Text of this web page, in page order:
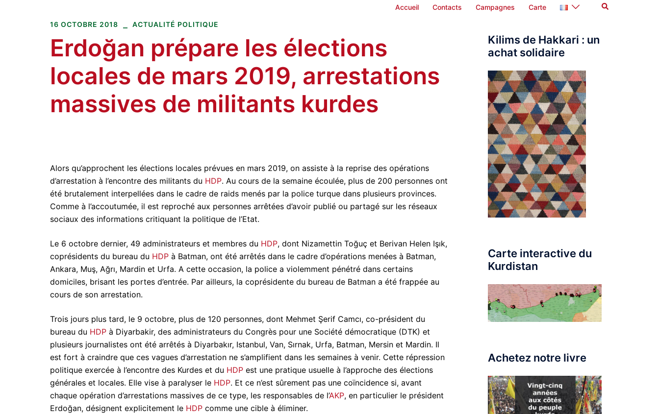
Accueil Contacts Campagnes Carte Rechercher
16 OCTOBRE 2018 ACTUALITÉ POLITIQUE
Erdoğan prépare les élections
locales de mars 2019, arrestations
massives de militants kurdes
Alors qu’approchent les élections locales prévues en mars 2019, on assiste à la reprise des opérations
d’arrestation à l’encontre des militants du HDP. Au cours de la semaine écoulée, plus de 200 personnes ont
été brutalement interpellées dans le cadre de raids menés par la police turque dans plusieurs provinces.
Comme à l’accoutumée, il est reproché aux personnes arrêtées d’avoir publié ou partagé sur les réseaux
sociaux des informations critiquant la politique de l’Etat.
Le 6 octobre dernier, 49 administrateurs et membres du HDP, dont Nizamettin Toğuç et Berivan Helen Işık,
coprésidents du bureau du HDP à Batman, ont été arrêtés dans le cadre d’opérations menées à Batman,
Ankara, Muş, Ağrı, Mardin et Urfa. A cette occasion, la police a violemment pénétré dans certains
domiciles, brisant les portes d’entrée. Par ailleurs, la coprésidente du bureau de Batman a été frappée au
cours de son arrestation.
Trois jours plus tard, le 9 octobre, plus de 120 personnes, dont Mehmet Şerif Camcı, co-président du
bureau du HDP à Diyarbakir, des administrateurs du Congrès pour une Société démocratique (DTK) et
plusieurs journalistes ont été arrêtés à Diyarbakır, Istanbul, Van, Sırnak, Urfa, Batman, Mersin et Mardin. Il
est fort à craindre que ces vagues d’arrestation ne s’amplifient dans les semaines à venir. Cette répression
politique exercée à l’encontre des Kurdes et du HDP est une pratique usuelle à l’approche des élections
générales et locales. Elle vise à paralyser le HDP. Et ce n’est sûrement pas une coïncidence si, avant
chaque opération d’arrestations massives de ce type, les responsables de l’AKP, en particulier le président
Erdoğan, désignent explicitement le HDP comme une cible à éliminer.
Kilims de Hakkari : un
achat solidaire
Carte interactive du
Kurdistan
Achetez notre livre